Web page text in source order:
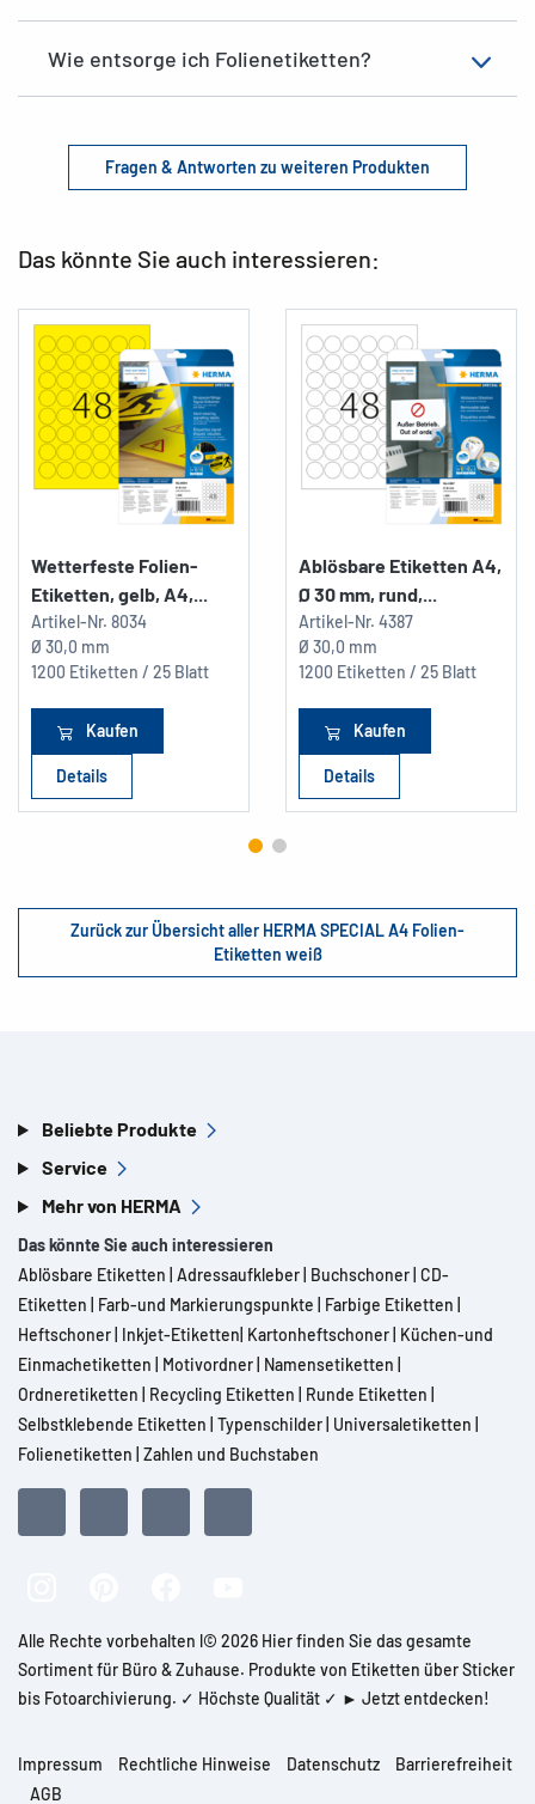
Wie entsorge ich Folienetiketten?
Fragen & Antworten zu weiteren Produkten
Das könnte Sie auch interessieren:
Wetterfeste Folien-
Etiketten, gelb, A4,...
Artikel-Nr. 8034
Ø 30,0 mm
1200 Etiketten / 25 Blatt
Kaufen
Details
Ablösbare Etiketten A4,
Ø 30 mm, rund,...
Artikel-Nr. 4387
Ø 30,0 mm
1200 Etiketten / 25 Blatt
Kaufen
Details
Zurück zur Übersicht aller HERMA SPECIAL A4 Folien-
Etiketten weiß
Beliebte Produkte
Service
Mehr von HERMA
Das könnte Sie auch interessieren
Ablösbare Etiketten Adressaufkleber Buchschoner CD-
Etiketten
Farb-und Markierungspunkte Farbige Etiketten
Heftschoner Inkjet-Etiketten Kartonheftschoner Küchen-und
Einmachetiketten
Motivordner Namensetiketten
Ordneretiketten
Recycling Etiketten Runde Etiketten
Selbstklebende Etiketten Typenschilder Universaletiketten
Folienetiketten Zahlen und Buchstaben
Alle Rechte vorbehalten l© 2026 Hier finden Sie das gesamte
Sortiment für Büro & Zuhause. Produkte von Etiketten über Sticker
bis Fotoarchivierung. ✓ Höchste Qualität ✓ ► Jetzt entdecken!
Impressum Rechtliche Hinweise Datenschutz
Barrierefreiheit
AGB